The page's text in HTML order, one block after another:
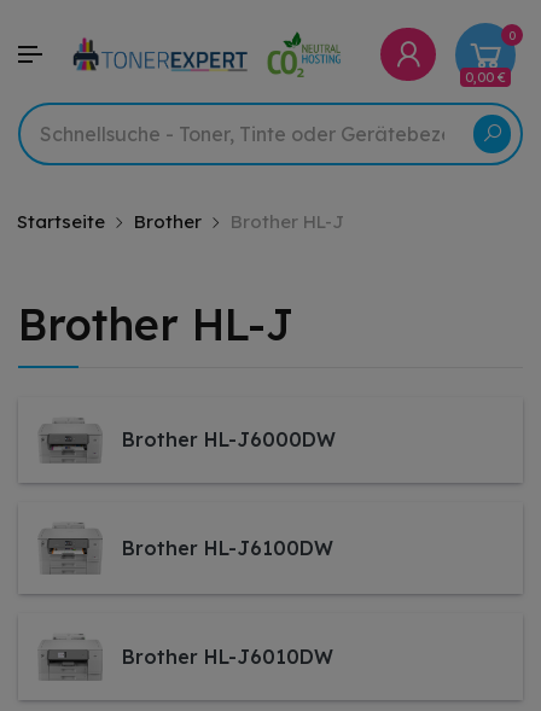
0
0,00 €
Startseite Brother Brother HL-J
Brother HL-J
Brother HL-J6000DW
Brother HL-J6100DW
Brother HL-J6010DW